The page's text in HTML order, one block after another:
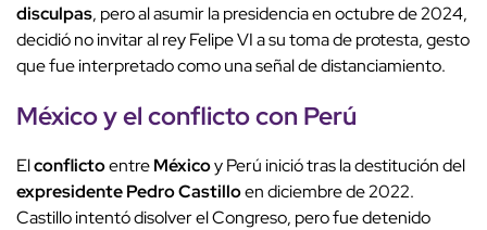
disculpas, pero al asumir la presidencia en octubre de 2024,
decidió no invitar al rey Felipe VI a su toma de protesta, gesto
que fue interpretado como una señal de distanciamiento.
Méxicoy elconflictocon Perú
ElconflictoentreMéxicoy Perú inició tras la destitución del
expresidentePedro Castilloen diciembre de 2022.
Castillo intentó disolver el Congreso, pero fue detenido